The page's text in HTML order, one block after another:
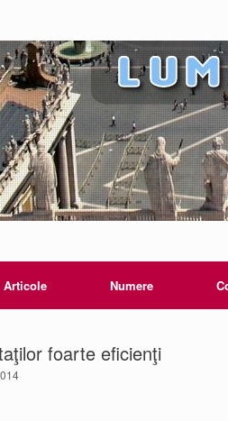
Articole Numere
foarte eficienţi